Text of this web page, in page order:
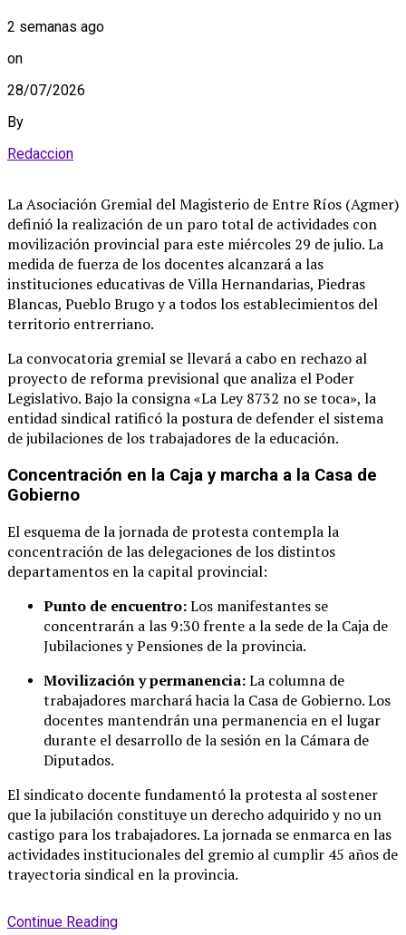
2 semanas ago
on
28/07/2026
By
Redaccion
La Asociación Gremial del Magisterio de Entre Ríos (Agmer)
definió la realización de un paro total de actividades con
movilización provincial para este miércoles 29 de julio. La
medida de fuerza de los docentes alcanzará a las
instituciones educativas de Villa Hernandarias, Piedras
Blancas, Pueblo Brugo y a todos los establecimientos del
territorio entrerriano.
La convocatoria gremial se llevará a cabo en rechazo al
proyecto de reforma previsional que analiza el Poder
Legislativo. Bajo la consigna «La Ley 8732 no se toca», la
entidad sindical ratificó la postura de defender el sistema
de jubilaciones de los trabajadores de la educación.
Concentración en la Caja y marcha a la Casa de
Gobierno
El esquema de la jornada de protesta contempla la
concentración de las delegaciones de los distintos
departamentos en la capital provincial:
Punto de encuentro:Los manifestantes se
concentrarán a las 9:30 frente a la sede de la Caja de
Jubilaciones y Pensiones de la provincia.
Movilización y permanencia:La columna de
trabajadores marchará hacia la Casa de Gobierno. Los
docentes mantendrán una permanencia en el lugar
durante el desarrollo de la sesión en la Cámara de
Diputados.
El sindicato docente fundamentó la protesta al sostener
que la jubilación constituye un derecho adquirido y no un
castigo para los trabajadores. La jornada se enmarca en las
actividades institucionales del gremio al cumplir 45 años de
trayectoria sindical en la provincia.
Continue Reading